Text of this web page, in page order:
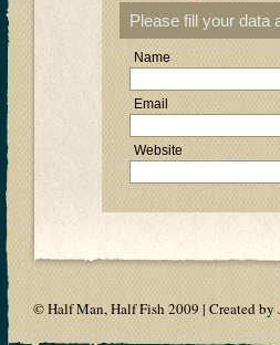
Please fill your data
Name
Email
Website
© Half Man, Half Fish 2009 | Created by